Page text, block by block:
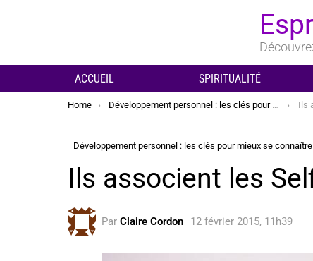
ACCUEIL SPIRITUALITÉ
You are here:
Home Développement personnel : les clés pour mieux se connaître Ils
Développement personnel : les clés pour mieux se connaître
Ils associent les
Par Claire Cordon 12 février 2015, 11h39